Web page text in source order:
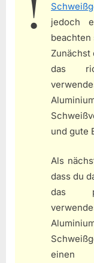
jedoch
beachten
Zunächst
das
und gute
Als
dass du
das